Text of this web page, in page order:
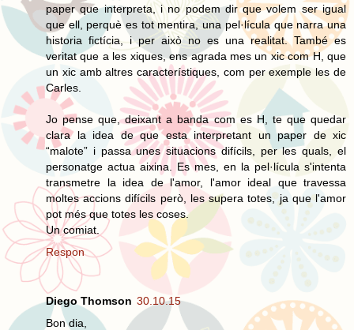
paper que interpreta, i no podem dir que volem ser igual
que ell, perquè es tot mentira, una pel·lícula que narra una
historia fictícia, i per això no es una realitat. També es
veritat que a les xiques, ens agrada mes un xic com H, que
un xic amb altres característiques, com per exemple les de
Carles.
Jo pense que, deixant a banda com es H, te que quedar
clara la idea de que esta interpretant un paper de xic
“malote” i passa unes situacions difícils, per les quals, el
personatge actua aixina. Es mes, en la pel·lícula s'intenta
transmetre la idea de l'amor, l'amor ideal que travessa
moltes accions difícils però, les supera totes, ja que l'amor
pot més que totes les coses.
Un comiat.
Respon
Diego Thomson 30.10.15
Bon dia,